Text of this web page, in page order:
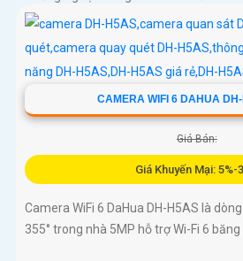
chuyển động phân biệt người và chuyển
CAMERA WIFI 6 DAHUA
Giá Bán:
Giá Khuyến Mại: 5%-
Camera WiFi 6 DaHua DH-H5AS là
355° trong nhà 5MP hỗ trợ Wi-Fi 6